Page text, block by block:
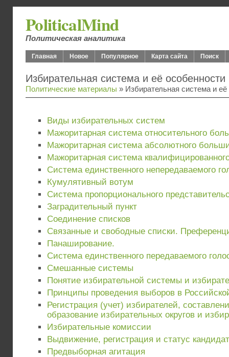
PoliticalMind
Политическая аналитика
Главная Новое Популярное Карта сайта Поиск
Избирательная система и её особенности
Политические материалы » Избирательная система и
Виды избирательных систем
Мажоритарная система относительного
Мажоритарная система абсолютного
Мажоритарная система
Система единственного непередаваемого
Кумулятивный вотум
Система пропорционального
Заградительный пункт
Соединение списков
Связанные и свободные списки.
Панаширование.
Система единственного передаваемого
Смешанные системы
Понятие избирательной системы и
Принципы проведения выборов в
Регистрация (учет) избирателей,
образование избирательных округов и
Избирательные комиссии
Выдвижение, регистрация и статус
Предвыборная агитация